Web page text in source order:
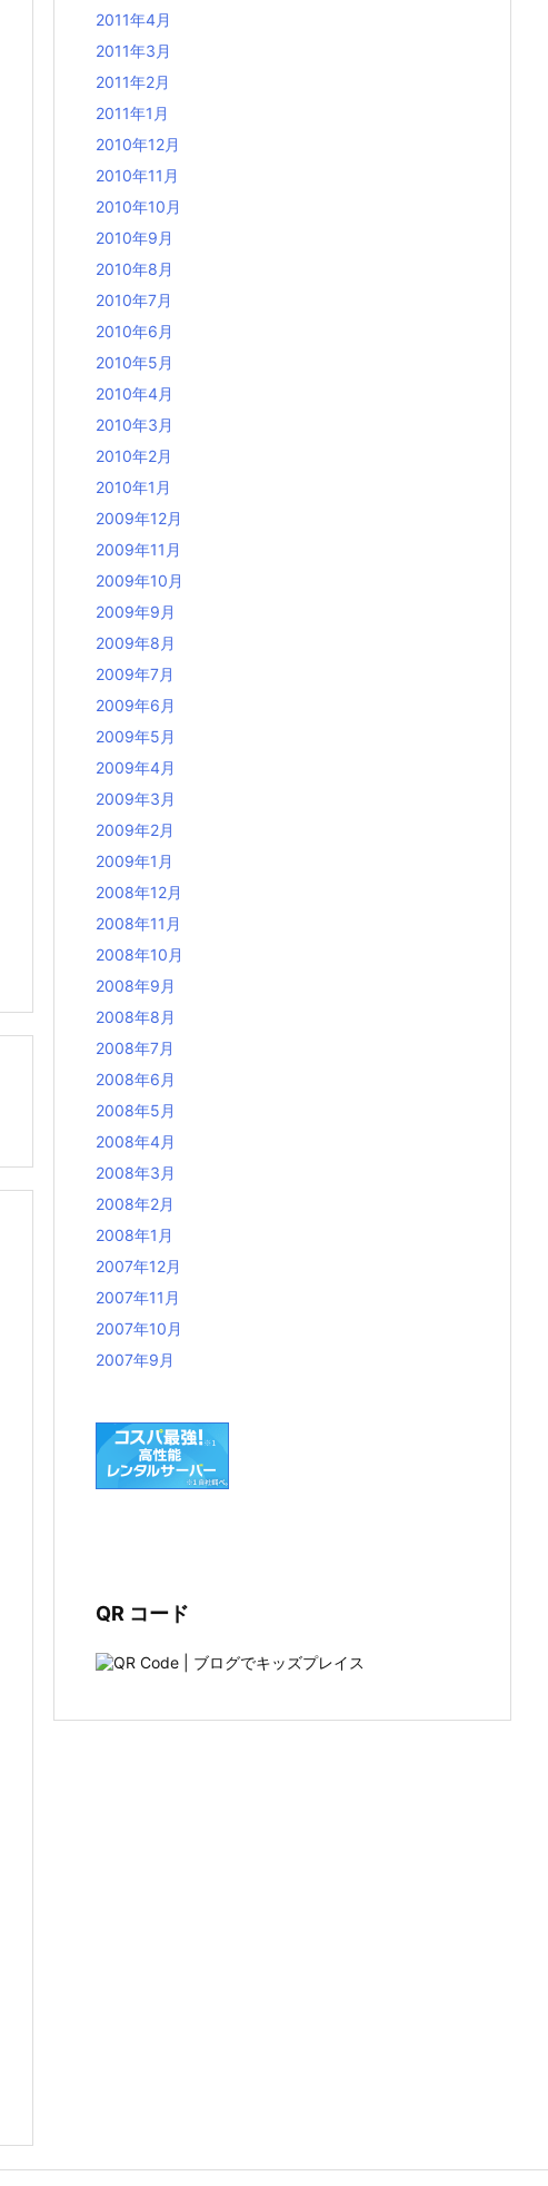
2011年4月
2011年3月
2011年2月
2011年1月
2010年12月
2010年11月
2010年10月
2010年9月
2010年8月
2010年7月
2010年6月
2010年5月
2010年4月
2010年3月
2010年2月
2010年1月
2009年12月
2009年11月
2009年10月
2009年9月
2009年8月
2009年7月
2009年6月
2009年5月
2009年4月
2009年3月
2009年2月
2009年1月
2008年12月
2008年11月
2008年10月
2008年9月
2008年8月
2008年7月
2008年6月
2008年5月
2008年4月
2008年3月
2008年2月
2008年1月
2007年12月
2007年11月
2007年10月
2007年9月
QR コード